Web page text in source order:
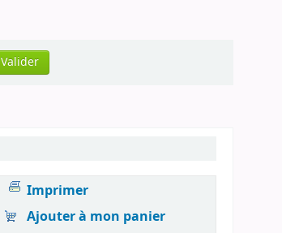
Valider
Imprimer
Ajouter à mon panier